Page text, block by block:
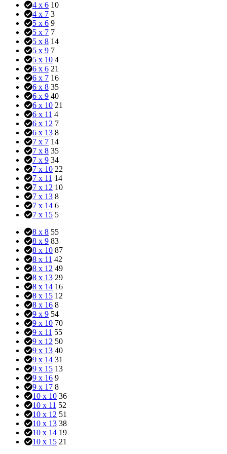
4 x 6 10
4 x 7 3
5 x 6 9
5 x 7 7
5 x 8 14
5 x 9 7
5 x 10 4
6 x 6 21
6 x 7 16
6 x 8 35
6 x 9 40
6 x 10 21
6 x 11 4
6 x 12 7
6 x 13 8
7 x 7 14
7 x 8 35
7 x 9 34
7 x 10 22
7 x 11 14
7 x 12 10
7 x 13 8
7 x 14 6
7 x 15 5
8 x 8 55
8 x 9 83
8 x 10 87
8 x 11 42
8 x 12 49
8 x 13 29
8 x 14 16
8 x 15 12
8 x 16 8
9 x 9 54
9 x 10 70
9 x 11 55
9 x 12 50
9 x 13 40
9 x 14 31
9 x 15 13
9 x 16 9
9 x 17 8
10 x 10 36
10 x 11 52
10 x 12 51
10 x 13 38
10 x 14 19
10 x 15 21